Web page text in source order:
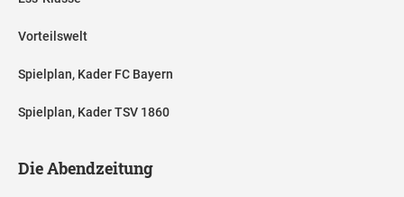
Vorteilswelt
Spielplan, Kader FC Bayern
Spielplan, Kader TSV 1860
Die Abendzeitung